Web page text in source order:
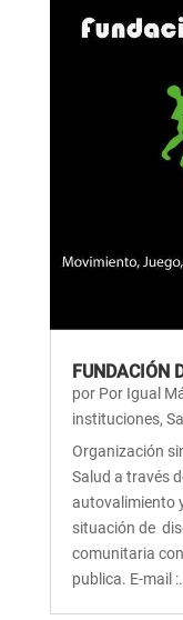
FUNDACIÓN
por Por Igual
instituciones,
Organización
Salud a través
autovalimiento
situación de
comunitaria
publica. E-mail